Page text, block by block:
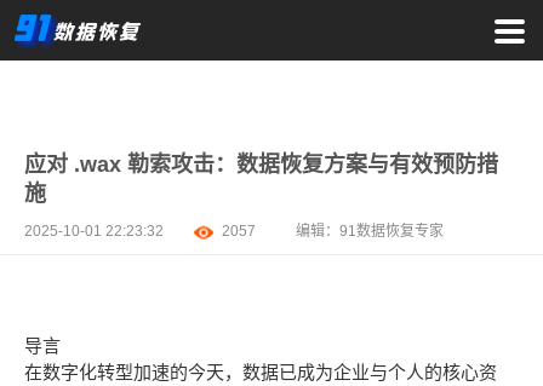
应对 .wax 勒索攻击：数据恢复方案与有效预防措
施
2025-10-01 22:23:32 2057 编辑： 91数据恢复专家
导言
在数字化转型加速的今天，数据已成为企业与个人的核心资